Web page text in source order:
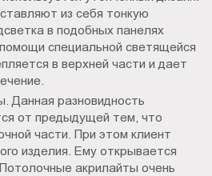
из себя тонкую
в подобных панелях
специальной светящейся
в верхней части и дает
Данная разновидность
от предыдущей тем, что
части. При этом клиент
изделия. Ему открывается
акрилайты очень